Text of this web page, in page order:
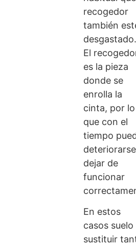
recogedor
también
desgastado.
El
es la pieza
donde se
enrolla la
cinta, por lo
que con el
tiempo
dejar de
funcionar
En estos
casos suelo
sustituir